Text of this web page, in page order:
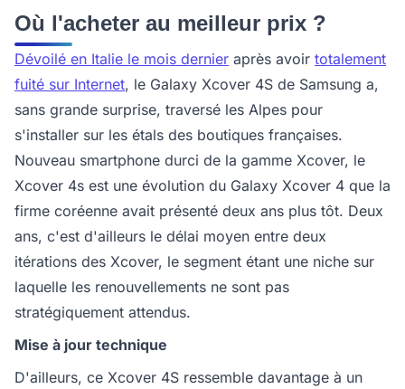
Où l'acheter au meilleur prix ?
Dévoilé en Italie le mois dernier après avoir totalement
fuité sur Internet, le Galaxy Xcover 4S de Samsung a,
sans grande surprise, traversé les Alpes pour
s'installer sur les étals des boutiques françaises.
Nouveau smartphone durci de la gamme Xcover, le
Xcover 4s est une évolution du Galaxy Xcover 4 que la
firme coréenne avait présenté deux ans plus tôt. Deux
ans, c'est d'ailleurs le délai moyen entre deux
itérations des Xcover, le segment étant une niche sur
laquelle les renouvellements ne sont pas
stratégiquement attendus.
Mise à jour technique
D'ailleurs, ce Xcover 4S ressemble davantage à un